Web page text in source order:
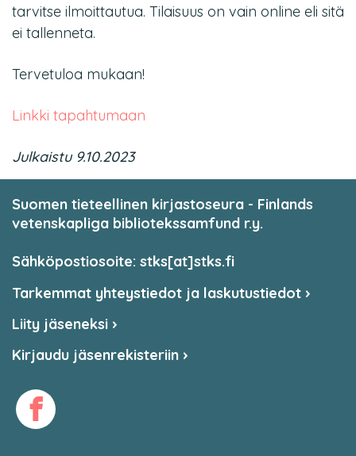
tarvitse ilmoittautua. Tilaisuus on vain online eli sitä
ei tallenneta.
Tervetuloa mukaan!
Linkki tapahtumaan
Julkaistu 9.10.2023
Suomen tieteellinen kirjastoseura - Finlands
vetenskapliga bibliotekssamfund r.y.
Sähköpostiosoite: stks[at]stks.fi
Tarkemmat yhteystiedot ja laskutustiedot
Liity jäseneksi
Kirjaudu jäsenrekisteriin